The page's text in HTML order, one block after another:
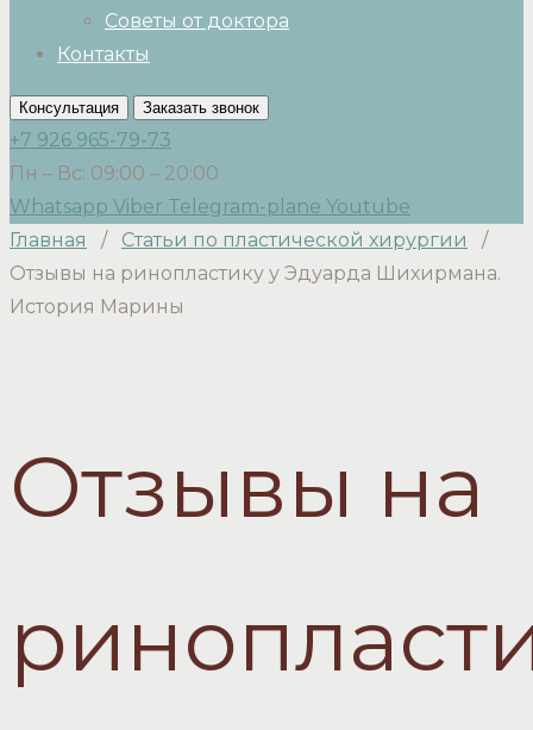
Советы от доктора
Контакты
Консультация Заказать звонок
+7 926 965-79-73
Пн – Вс: 09:00 – 20:00
Whatsapp Viber Telegram-plane Youtube
Главная
/ Статьи по пластической хирургии
/
Отзывы на ринопластику у Эдуарда Шихирмана.
История Марины
Отзывы на